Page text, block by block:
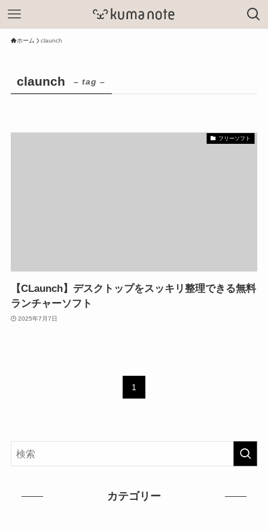
ホーム claunch
claunch – tag –
フリーソフト
【CLaunch】デスクトップをスッキリ整理できる無料
ランチャーソフト
2025年7月7日
1
カテゴリー